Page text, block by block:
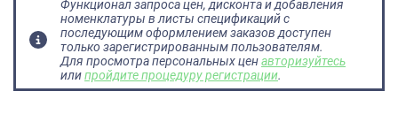
Функционал запроса цен, дисконта и добавления
номенклатуры в листы спецификаций с
последующим оформлением заказов доступен
только зарегистрированным пользователям.
Для просмотра персональных ценавторизуйтесь
илипройдите процедуру регистрации.